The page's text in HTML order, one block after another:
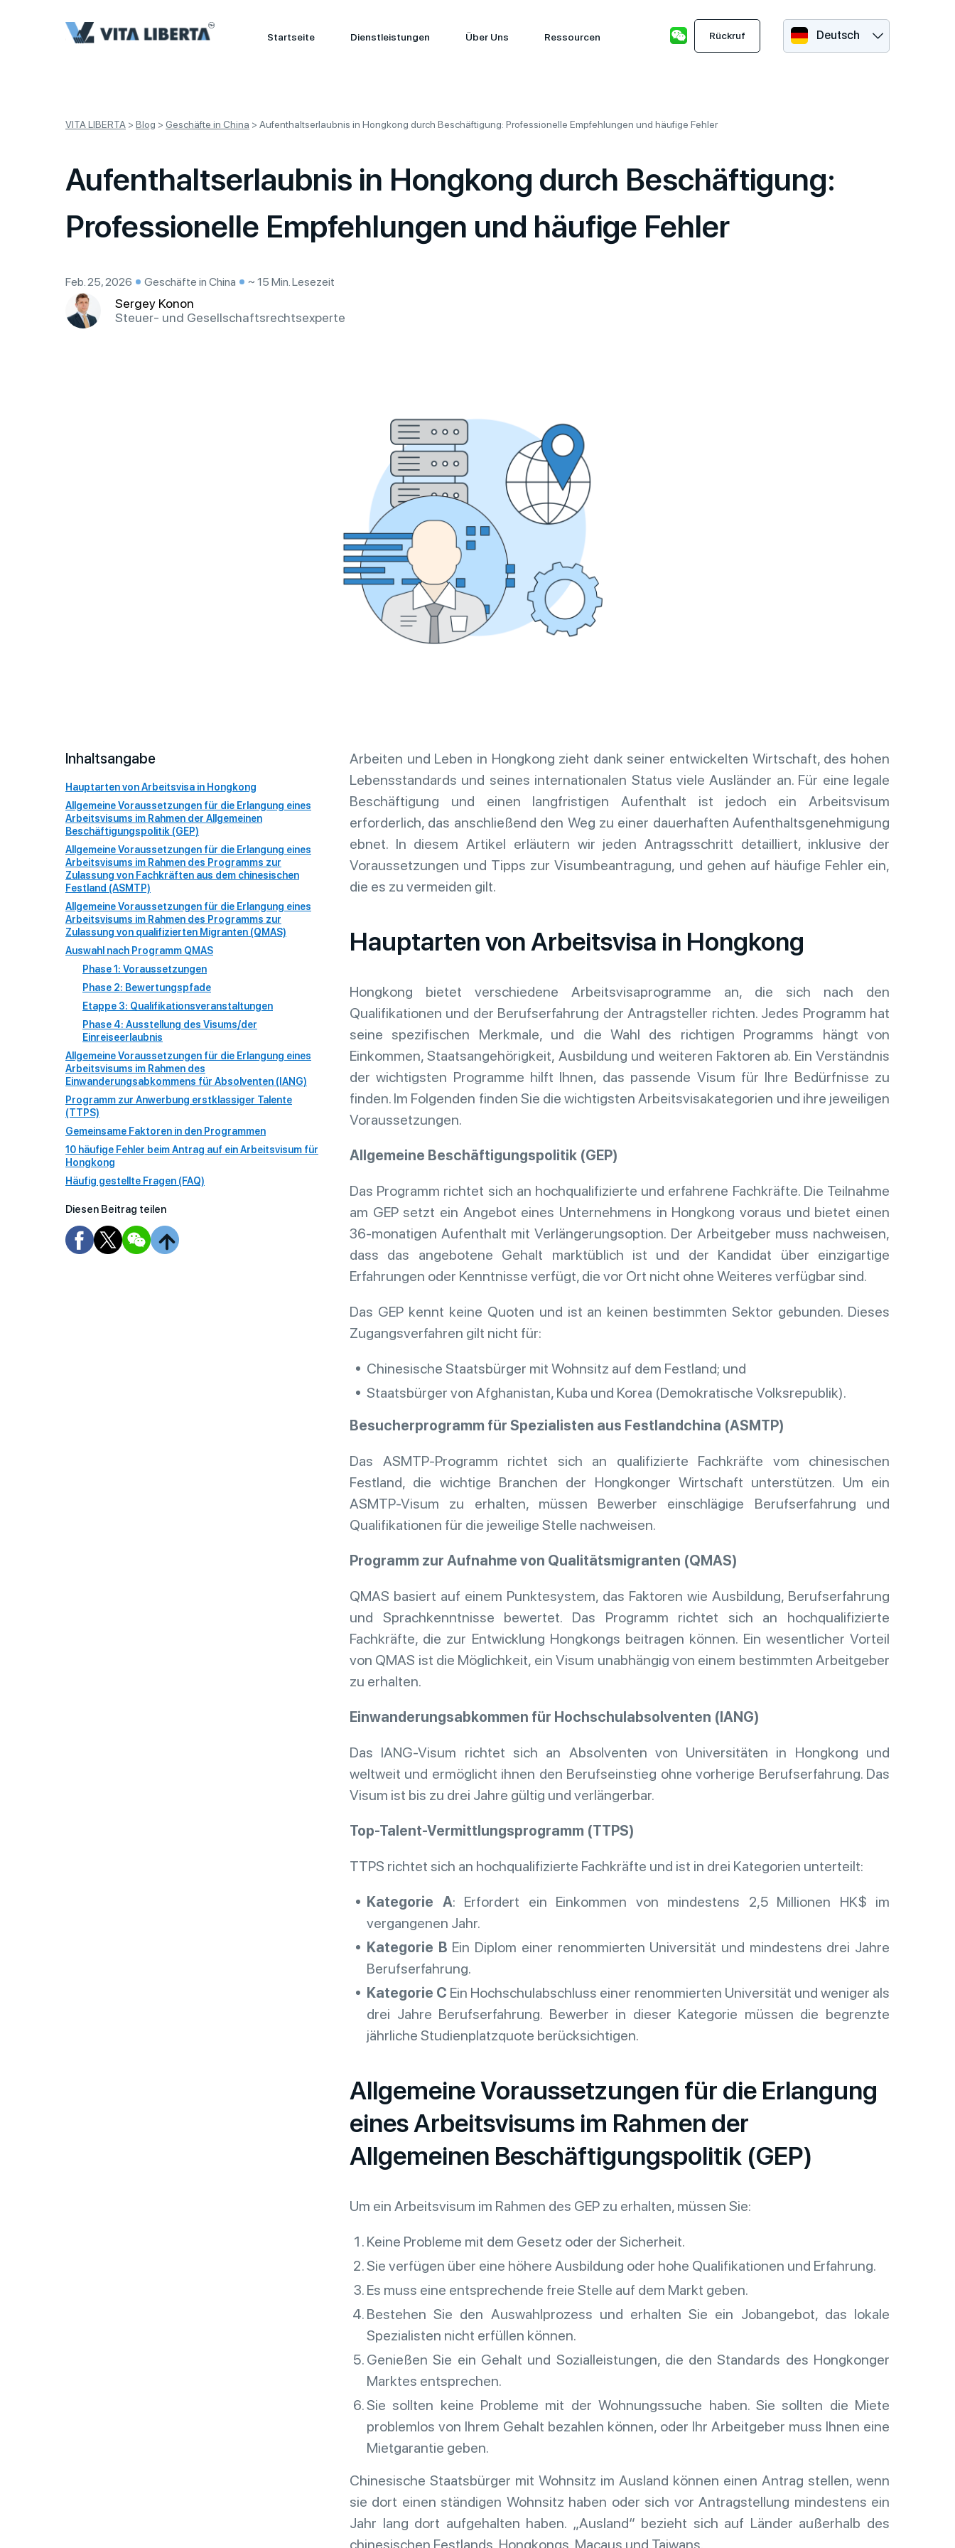
Startseite Dienstleistungen Über Uns Ressourcen Rückruf Deutsch
VITA LIBERTA > Blog > Geschäfte in China > Aufenthaltserlaubnis in Hongkong durch Beschäftigung: Professionelle Empfehlungen und häufige Fehler
Aufenthaltserlaubnis in Hongkong durch Beschäftigung:
Professionelle Empfehlungen und häufige Fehler
Feb. 25, 2026 Geschäfte in China ~ 15 Min. Lesezeit
Sergey Konon
Steuer- und Gesellschaftsrechtsexperte
Inhaltsangabe
Hauptarten von Arbeitsvisa in Hongkong
Allgemeine Voraussetzungen für die Erlangung eines
Arbeitsvisums im Rahmen der Allgemeinen
Beschäftigungspolitik (GEP)
Allgemeine Voraussetzungen für die Erlangung eines
Arbeitsvisums im Rahmen des Programms zur
Zulassung von Fachkräften aus dem chinesischen
Festland (ASMTP)
Allgemeine Voraussetzungen für die Erlangung eines
Arbeitsvisums im Rahmen des Programms zur
Zulassung von qualifizierten Migranten (QMAS)
Auswahl nach Programm QMAS
Phase 1: Voraussetzungen
Phase 2: Bewertungspfade
Etappe 3: Qualifikationsveranstaltungen
Phase 4: Ausstellung des Visums/der
Einreiseerlaubnis
Allgemeine Voraussetzungen für die Erlangung eines
Arbeitsvisums im Rahmen des
Einwanderungsabkommens für Absolventen (IANG)
Programm zur Anwerbung erstklassiger Talente
(TTPS)
Gemeinsame Faktoren in den Programmen
10 häufige Fehler beim Antrag auf ein Arbeitsvisum für
Hongkong
Häufig gestellte Fragen (FAQ)
Diesen Beitrag teilen
Arbeiten und Leben in Hongkong zieht dank seiner entwickelten Wirtschaft, des hohen
Lebensstandards und seines internationalen Status viele Ausländer an. Für eine legale
Beschäftigung und einen langfristigen Aufenthalt ist jedoch ein Arbeitsvisum
erforderlich, das anschließend den Weg zu einer dauerhaften Aufenthaltsgenehmigung
ebnet. In diesem Artikel erläutern wir jeden Antragsschritt detailliert, inklusive der
Voraussetzungen und Tipps zur Visumbeantragung, und gehen auf häufige Fehler ein,
die es zu vermeiden gilt.
Hauptarten von Arbeitsvisa in Hongkong
Hongkong bietet verschiedene Arbeitsvisaprogramme an, die sich nach den
Qualifikationen und der Berufserfahrung der Antragsteller richten. Jedes Programm hat
seine spezifischen Merkmale, und die Wahl des richtigen Programms hängt von
Einkommen, Staatsangehörigkeit, Ausbildung und weiteren Faktoren ab. Ein Verständnis
der wichtigsten Programme hilft Ihnen, das passende Visum für Ihre Bedürfnisse zu
finden. Im Folgenden finden Sie die wichtigsten Arbeitsvisakategorien und ihre jeweiligen
Voraussetzungen.
Allgemeine Beschäftigungspolitik (GEP)
Das Programm richtet sich an hochqualifizierte und erfahrene Fachkräfte. Die Teilnahme
am GEP setzt ein Angebot eines Unternehmens in Hongkong voraus und bietet einen
36-monatigen Aufenthalt mit Verlängerungsoption. Der Arbeitgeber muss nachweisen,
dass das angebotene Gehalt marktüblich ist und der Kandidat über einzigartige
Erfahrungen oder Kenntnisse verfügt, die vor Ort nicht ohne Weiteres verfügbar sind.
Das GEP kennt keine Quoten und ist an keinen bestimmten Sektor gebunden. Dieses
Zugangsverfahren gilt nicht für:
Chinesische Staatsbürger mit Wohnsitz auf dem Festland; und
Staatsbürger von Afghanistan, Kuba und Korea (Demokratische Volksrepublik).
Besucherprogramm für Spezialisten aus Festlandchina (ASMTP)
Das ASMTP-Programm richtet sich an qualifizierte Fachkräfte vom chinesischen
Festland, die wichtige Branchen der Hongkonger Wirtschaft unterstützen. Um ein
ASMTP-Visum zu erhalten, müssen Bewerber einschlägige Berufserfahrung und
Qualifikationen für die jeweilige Stelle nachweisen.
Programm zur Aufnahme von Qualitätsmigranten (QMAS)
QMAS basiert auf einem Punktesystem, das Faktoren wie Ausbildung, Berufserfahrung
und Sprachkenntnisse bewertet. Das Programm richtet sich an hochqualifizierte
Fachkräfte, die zur Entwicklung Hongkongs beitragen können. Ein wesentlicher Vorteil
von QMAS ist die Möglichkeit, ein Visum unabhängig von einem bestimmten Arbeitgeber
zu erhalten.
Einwanderungsabkommen für Hochschulabsolventen (IANG)
Das IANG-Visum richtet sich an Absolventen von Universitäten in Hongkong und
weltweit und ermöglicht ihnen den Berufseinstieg ohne vorherige Berufserfahrung. Das
Visum ist bis zu drei Jahre gültig und verlängerbar.
Top-Talent-Vermittlungsprogramm (TTPS)
TTPS richtet sich an hochqualifizierte Fachkräfte und ist in drei Kategorien unterteilt:
Kategorie A: Erfordert ein Einkommen von mindestens 2,5 Millionen HK$ im
vergangenen Jahr.
Kategorie B Ein Diplom einer renommierten Universität und mindestens drei Jahre
Berufserfahrung.
Kategorie C Ein Hochschulabschluss einer renommierten Universität und weniger als
drei Jahre Berufserfahrung. Bewerber in dieser Kategorie müssen die begrenzte
jährliche Studienplatzquote berücksichtigen.
Allgemeine Voraussetzungen für die Erlangung
eines Arbeitsvisums im Rahmen der
Allgemeinen Beschäftigungspolitik (GEP)
Um ein Arbeitsvisum im Rahmen des GEP zu erhalten, müssen Sie:
Keine Probleme mit dem Gesetz oder der Sicherheit.
Sie verfügen über eine höhere Ausbildung oder hohe Qualifikationen und Erfahrung.
Es muss eine entsprechende freie Stelle auf dem Markt geben.
Bestehen Sie den Auswahlprozess und erhalten Sie ein Jobangebot, das lokale
Spezialisten nicht erfüllen können.
Genießen Sie ein Gehalt und Sozialleistungen, die den Standards des Hongkonger
Marktes entsprechen.
Sie sollten keine Probleme mit der Wohnungssuche haben. Sie sollten die Miete
problemlos von Ihrem Gehalt bezahlen können, oder Ihr Arbeitgeber muss Ihnen eine
Mietgarantie geben.
Chinesische Staatsbürger mit Wohnsitz im Ausland können einen Antrag stellen, wenn
sie dort einen ständigen Wohnsitz haben oder sich vor Antragstellung mindestens ein
Jahr lang dort aufgehalten haben. „Ausland“ bezieht sich auf Länder außerhalb des
chinesischen Festlands, Hongkongs, Macaus und Taiwans.